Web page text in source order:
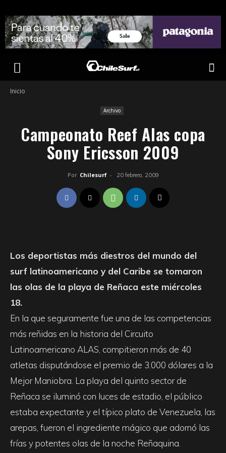
Inicio
Archivo
Campeonato Reef Alas copa
Sony Ericsson 2009
Por Chilesurf - 20 febrero, 2009
Los deportistas más diestros del mundo del
surf latinoamericano y del Caribe se tomaron
las olas de la playa de Reñaca este miércoles
18.
En la que seguramente fue una de las competencias
más reñidas en la historia del Circuito
Latinoamericano ALAS, compitieron más de 40
atletas disputándose el premio de 3.000 dólares a la
Mejor Maniobra. La playa del quinto sector de
Reñaca se iluminó con luces de estadio, el público
estaba expectante y el típico plato de Venezuela, las
arepas, fueron el ingrediente mágico que adornó las
frías y potentes olas de la noche Reñaquina.